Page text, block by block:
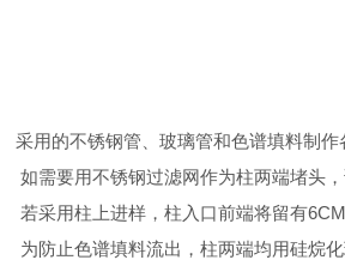
采用的不锈钢管、玻璃管和色谱填料制作
如需要用不锈钢过滤网作为柱两端堵头
若采用柱上进样，柱入口前端将留有
为防止色谱填料流出，柱两端均用硅烷